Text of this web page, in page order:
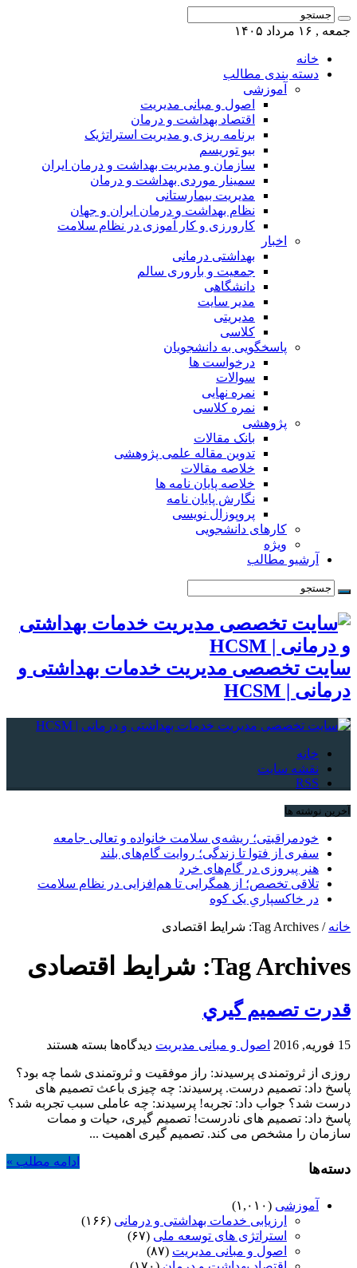
جمعه , ۱۶ مرداد ۱۴۰۵
خانه
دسته بندی مطالب
آموزشی
اصول و مبانی مدیریت
اقتصاد بهداشت و درمان
برنامه ریزی و مدیریت استراتژیک
بیو توریسم
سازمان و مدیریت بهداشت و درمان ایران
سمینار موردی بهداشت و درمان
مدیریت بیمارستانی
نظام بهداشت و درمان ایران و جهان
کارورزی و کار آموزی در نظام سلامت
اخبار
بهداشتی درمانی
جمعیت و باروری سالم
دانشگاهی
مدیر سایت
مدیریتی
کلاسی
پاسخگویی به دانشجویان
درخواست ها
سوالات
نمره نهایی
نمره کلاسی
پژوهشی
بانک مقالات
تدوین مقاله علمی پژوهشی
خلاصه مقالات
خلاصه پایان نامه ها
نگارش پایان نامه
پروپوزال نویسی
کارهای دانشجویی
ویژه
آرشیو مطالب
سایت تخصصی مدیریت خدمات بهداشتی و
درمانی | HCSM
خانه
نقشه سایت
RSS
آخرین نوشته ها
خودمراقبتی؛ ریشه‌ی سلامت خانواده و تعالی جامعه
سفری از فتوا تا زندگی؛ روایت گام‌های بلند
هنر پیروزی در گام‌های خرد
تلاقی تخصص؛ از همگرایی تا هم‌افزایی در نظام سلامت
در خاکسپاریِ یک کوه
خانه / Tag Archives: شرایط اقتصادی
Tag Archives: شرایط اقتصادی
قدرت تصميم گيري
15 فوریه, 2016 اصول و مبانی مدیریت دیدگاه‌ها برای
تصميم
گيري
بسته هستند
روزی از ثروتمندی پرسیدند: راز موفقیت و ثروتمندی شما چه بود؟
پاسخ داد: تصمیم درست. پرسیدند: چه چیزی باعث تصمیم های
درست شد؟ جواب داد: تجربه! پرسیدند: چه عاملی سبب تجربه شد؟
پاسخ داد: تصمیم های نادرست! تصمیم گیری، حیات و ممات
سازمان را مشخص می کند. تصمیم گیری اهمیت ...
ادامه مطلب » دسته‌ها
آموزشی (۱,۰۱۰)
ارزیابی خدمات بهداشتی و درمانی (۱۶۶)
استراتژی های توسعه ملی (۶۷)
اصول و مبانی مدیریت (۸۷)